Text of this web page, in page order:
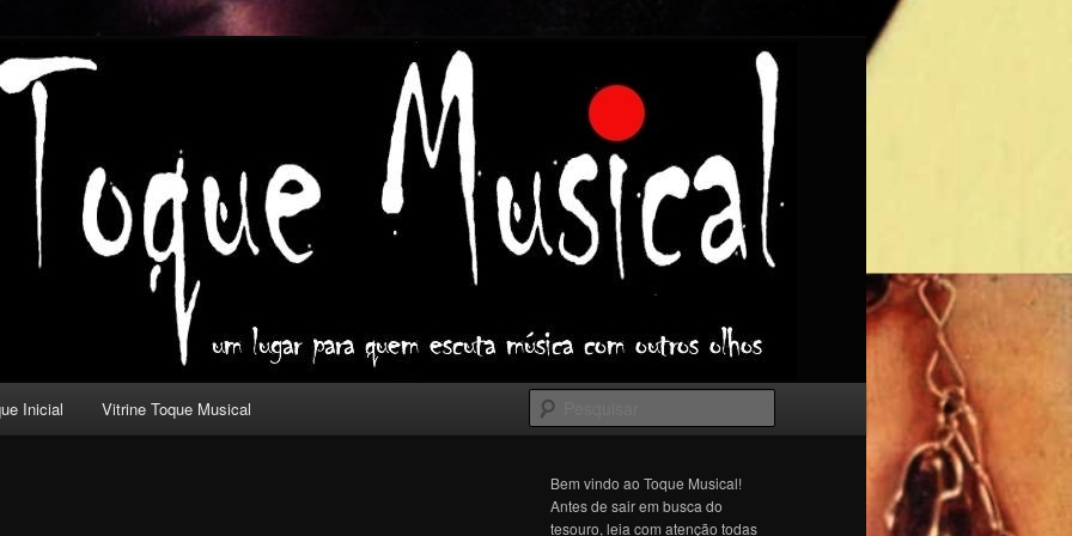
com outros olhos.
Inicial Vitrine Toque Musical
Bem vindo ao Toque Musical!
Antes de sair em busca do
tesouro, leia com atenção todas